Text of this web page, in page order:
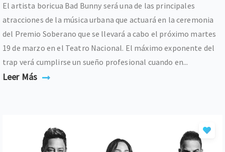
El artista boricua Bad Bunny será una de las principales
atracciones de la música urbana que actuará en la ceremonia
del Premio Soberano que se llevará a cabo el próximo martes
19 de marzo en el Teatro Nacional. El máximo exponente del
trap verá cumplirse un sueño profesional cuando en...
Leer Más